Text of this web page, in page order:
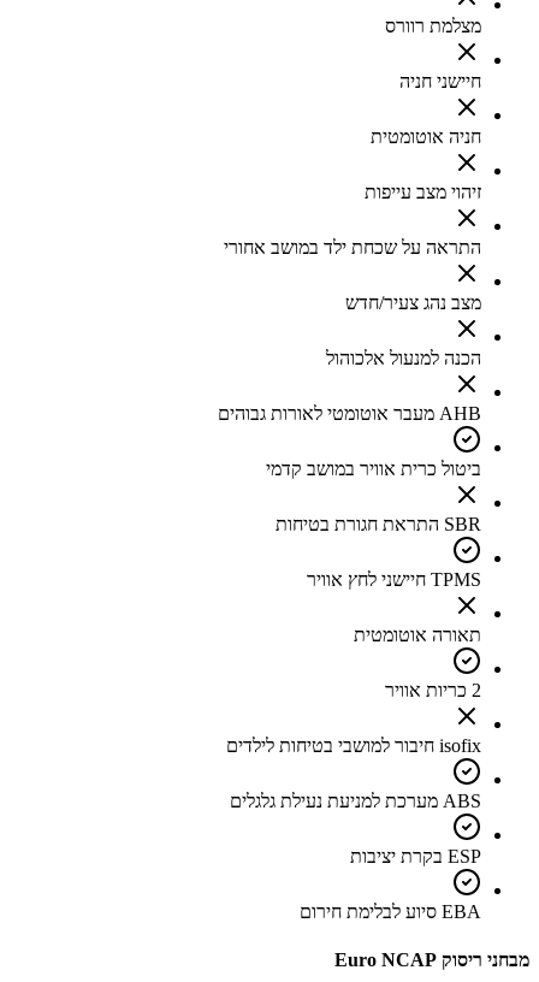
מצלמת רוורס
חיישני חניה
חניה אוטומטית
זיהוי מצב עייפות
התראה על שכחת ילד במושב אחורי
מצב נהג צעיר/חדש
הכנה למנעול אלכוהול
AHB מעבר אוטומטי לאורות גבוהים
ביטול כרית אוויר במושב קדמי
SBR התראת חגורת בטיחות
TPMS חיישני לחץ אוויר
תאורה אוטומטית
2 כריות אוויר
isofix חיבור למושבי בטיחות לילדים
ABS מערכת למניעת נעילת גלגלים
ESP בקרת יציבות
EBA סיוע לבלימת חירום
מבחני ריסוק Euro NCAP